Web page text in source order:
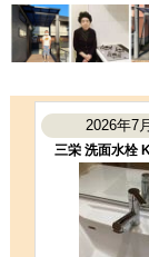
2026年7
三栄 洗面水栓